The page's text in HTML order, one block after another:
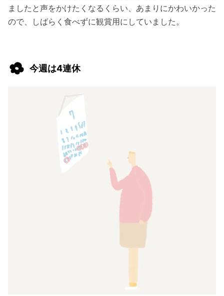
ましたと声をかけたくなるくらい、あまりにかわいかった
ので、しばらく食べずに観賞用にしていました。
今週は4連休